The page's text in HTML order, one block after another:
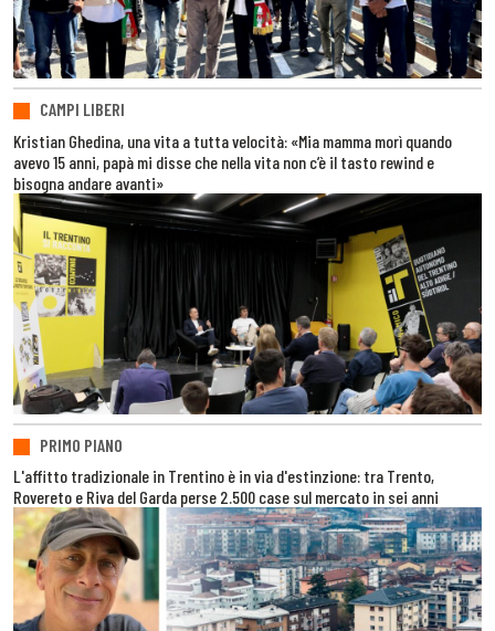
CAMPI LIBERI
Kristian Ghedina, una vita a tutta velocità: «Mia mamma morì quando
avevo 15 anni, papà mi disse che nella vita non c’è il tasto rewind e
bisogna andare avanti»
PRIMO PIANO
L'affitto tradizionale in Trentino è in via d'estinzione: tra Trento,
Rovereto e Riva del Garda perse 2.500 case sul mercato in sei anni